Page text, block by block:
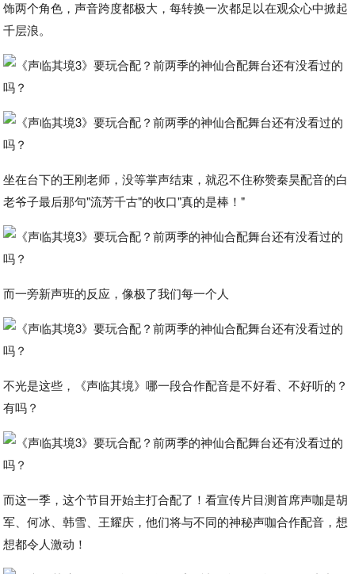
饰两个角色，声音跨度都极大，每转换一次都足以在观众心中掀起
千层浪。
坐在台下的王刚老师，没等掌声结束，就忍不住称赞秦昊配音的白
老爷子最后那句"流芳千古"的收口"真的是棒！"
而一旁新声班的反应，像极了我们每一个人
不光是这些，《声临其境》哪一段合作配音是不好看、不好听的？
有吗？
而这一季，这个节目开始主打合配了！看宣传片目测首席声咖是胡
军、何冰、韩雪、王耀庆，他们将与不同的神秘声咖合作配音，想
想都令人激动！